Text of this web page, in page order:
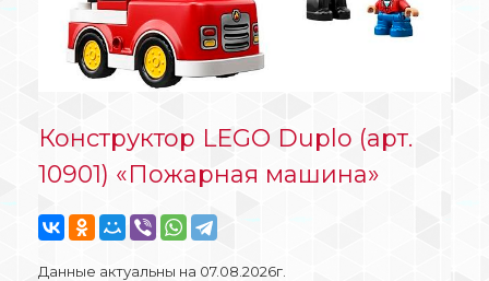
Конструктор LEGO Duplo (арт.
10901) «Пожарная машина»
Данные актуальны на 07.08.2026г.